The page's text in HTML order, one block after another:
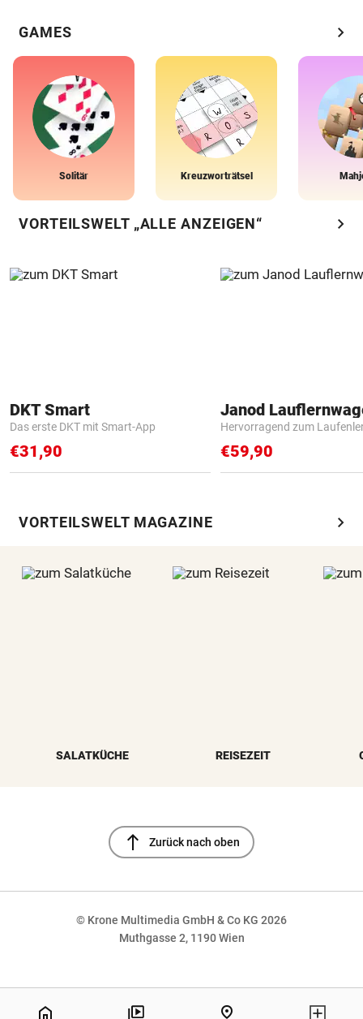
GAMES chevron_right
Solitär Kreuzworträtsel
VORTEILSWELT „ALLE ANZEIGEN“ chevron_right
DKT Smart
Das erste DKT mit Smart-App
€31,90
Janod
Hervorragend zum
€59,90
VORTEILSWELT MAGAZINE chevron_right
SALATKÜCHE REISEZEIT
north Zurück nach oben
© Krone Multimedia GmbH & Co KG 2026
Muthgasse 2, 1190 Wien
home pin_drop
NaN%